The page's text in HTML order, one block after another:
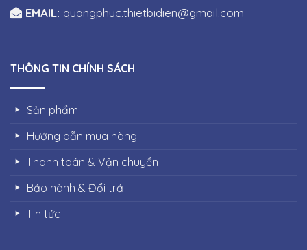
EMAIL: quangphuc.thietbidien@gmail.com
THÔNG TIN CHÍNH SÁCH
Sản phẩm
Hướng dẫn mua hàng
Thanh toán & Vận chuyển
Bảo hành & Đổi trả
Tin tức